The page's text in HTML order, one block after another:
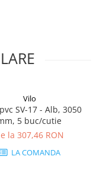
Vilo
SV-17 - Alb, 3050
5 buc/cutie
la 307,46 RON
LA COMANDA